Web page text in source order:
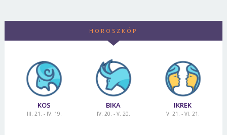
HOROSZKÓP
KOS
III. 21. - IV. 19.
BIKA
IV. 20. - V. 20.
IKREK
V. 21. - VI. 21.